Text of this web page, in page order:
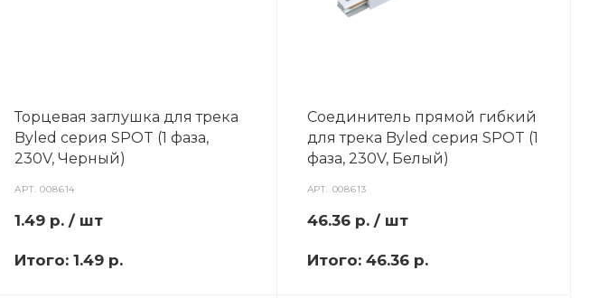
Торцевая заглушка для трека
Byled серия SPOT (1 фаза,
230V, Черный)
АРТ.008614
1.49 р. / шт
Итого:1.49 р.
Соединитель прямой гибкий
для трека Byled серия SPOT (1
фаза, 230V, Белый)
АРТ. 008613
46.36 р./ шт
Итого: 46.36 р.